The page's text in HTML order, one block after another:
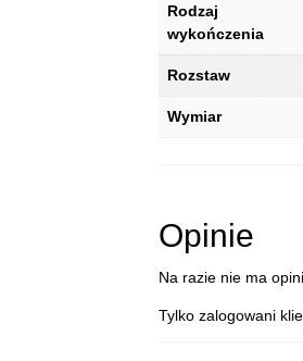
Rodzaj
wykończenia
Rozstaw
Wymiar
Opinie
Na razie nie ma
Tylko zalogowani